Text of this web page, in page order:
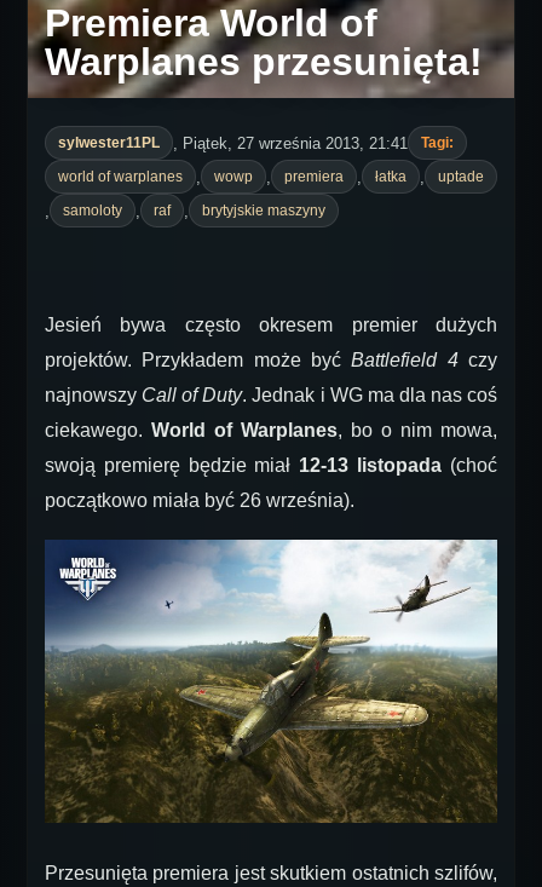
Premiera World of
Warplanes przesunięta!
sylwester11PL , Piątek, 27 września 2013, 21:41
Tagi:
world of warplanes
wowp premiera łatka uptade
samoloty raf brytyjskie maszyny
Jesień bywa często okresem premier dużych
projektów. Przykładem może byćBattlefield 4czy
najnowszy Call of Duty. Jednak i WG ma dla nas coś
ciekawego. World of Warplanes, bo o nim mowa,
swoją premierę będzie miał 12-13 listopada (choć
początkowo miała być 26 września).
Przesunięta premiera jest skutkiem ostatnich szlifów,